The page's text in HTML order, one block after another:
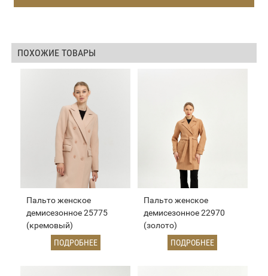
ПОХОЖИЕ ТОВАРЫ
Пальто женское
демисезонное 25775
(кремовый)
ПОДРОБНЕЕ
Пальто женское
демисезонное 22970
(золото)
ПОДРОБНЕЕ